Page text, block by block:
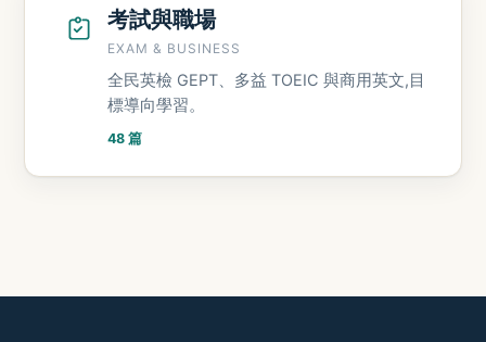
考試與職場
EXAM & BUSINESS
全民英檢 GEPT、多益 TOEIC 與商用英文,目
標導向學習。
48 篇